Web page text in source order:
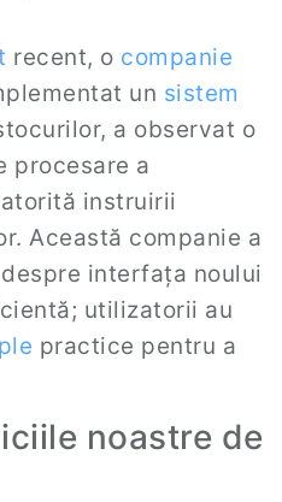
recent, o companie
un sistem
a observat o
procesare a
instruirii
Această companie a
interfața noului
utilizatorii au
practice pentru a
noastre de